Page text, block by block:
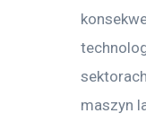
maszyn